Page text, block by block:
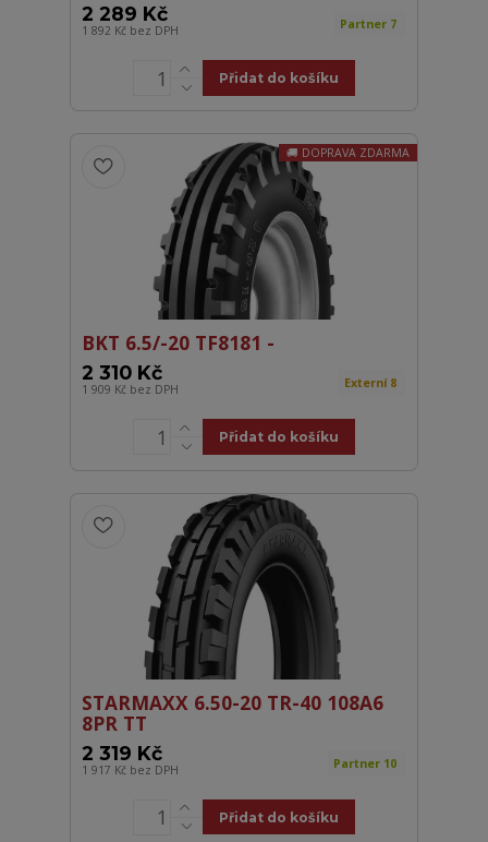
2 289 Kč
1 892 Kč bez DPH Partner 7
Přidat do košíku
DOPRAVA ZDARMA
BKT 6.5/-20 TF8181 -
2 310 Kč
1 909 Kč bez DPH Externí 8
Přidat do košíku
STARMAXX 6.50-20 TR-40 108A6
8PR TT
2 319 Kč
1 917 Kč bez DPH Partner 10
Přidat do košíku